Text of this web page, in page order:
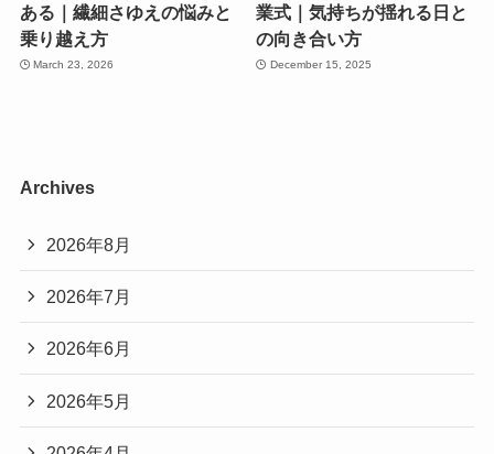
ある｜繊細さゆえの悩みと
乗り越え方
March 23, 2026
業式｜気持ちが揺れる日と
の向き合い方
December 15, 2025
Archives
2026年8月
2026年7月
2026年6月
2026年5月